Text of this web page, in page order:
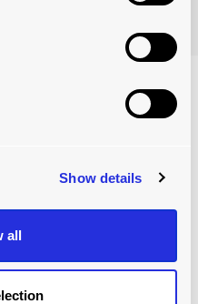
Show details
all